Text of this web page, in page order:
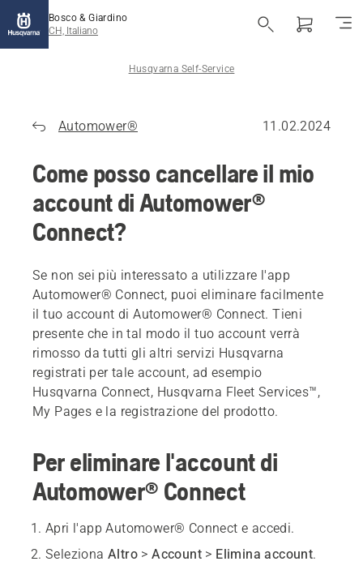
Bosco & Giardino
CH, Italiano
Husqvarna Self-Service
Automower® 11.02.2024
Come posso cancellare il mio
account di Automower®
Connect?
Se non sei più interessato a utilizzare l'app
Automower® Connect, puoi eliminare facilmente
il tuo account di Automower® Connect. Tieni
presente che in tal modo il tuo account verrà
rimosso da tutti gli altri servizi Husqvarna
registrati per tale account, ad esempio
Husqvarna Connect, Husqvarna Fleet Services™,
My Pages e la registrazione del prodotto.
Per eliminare l'account di
Automower® Connect
Apri l'app Automower® Connect e accedi.
Seleziona Altro >Account > Elimina account.